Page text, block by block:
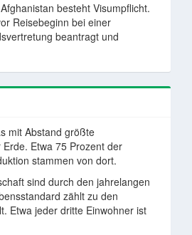
besteht Visumpflicht.
Reisebeginn bei einer
beantragt und
mit Abstand größte
Etwa 75 Prozent der
stammen von dort.
sind durch den jahrelangen
zählt zu den
Etwa jeder dritte Einwohner ist